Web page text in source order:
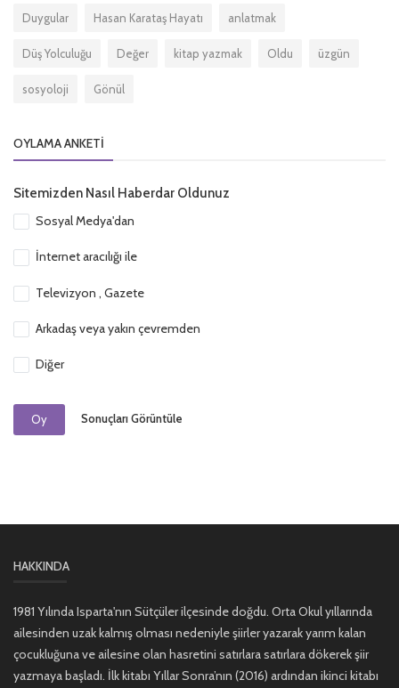
Duygular Hasan Karataş Hayatı anlatmak
Düş Yolculuğu Değer kitap yazmak Oldu üzgün
sosyoloji Gönül
OYLAMA ANKETI
Sitemizden Nasıl Haberdar Oldunuz
Sosyal Medya'dan
İnternet aracılığı ile
Televizyon , Gazete
Arkadaş veya yakın çevremden
Diğer
Oy Sonuçları Görüntüle
HAKKINDA
1981 Yılında Isparta'nın Sütçüler ilçesinde doğdu. Orta Okul yıllarında
ailesinden uzak kalmış olması nedeniyle şiirler yazarak yarım kalan
çocukluğuna ve ailesine olan hasretini satırlara satırlara dökerek şiir
yazmaya başladı. İlk kitabı Yıllar Sonra’nın (2016) ardından ikinci kitabı